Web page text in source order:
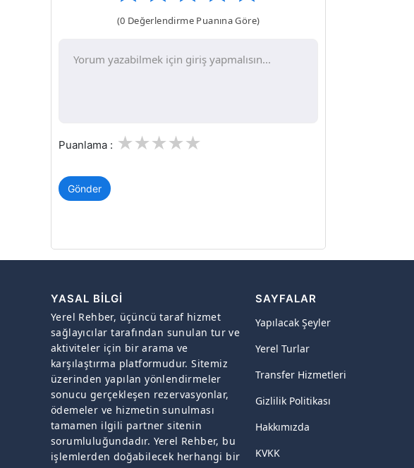
(0 Değerlendirme Puanına Göre)
Puanlama : 3
2
1
Gönder
YASAL BILGI
Yerel Rehber, üçüncü taraf hizmet
sağlayıcılar tarafından sunulan tur ve
aktiviteler için bir arama ve
karşılaştırma platformudur. Sitemiz
üzerinden yapılan yönlendirmeler
sonucu gerçekleşen rezervasyonlar,
ödemeler ve hizmetin sunulması
tamamen ilgili partner sitenin
sorumluluğundadır. Yerel Rehber, bu
işlemlerden doğabilecek herhangi bir
SAYFALAR
Yapılacak Şeyler
Yerel Turlar
Transfer Hizmetleri
Gizlilik Politikası
Hakkımızda
KVKK